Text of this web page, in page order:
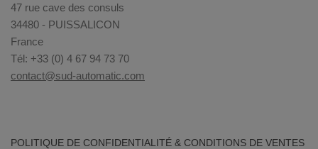
47 rue cave des consuls
34480 - PUISSALICON
France
Tél: +33 (0) 4 67 94 73 70
contact@sud-automatic.com
POLITIQUE DE CONFIDENTIALITÉ & CONDITIONS DE VENTES